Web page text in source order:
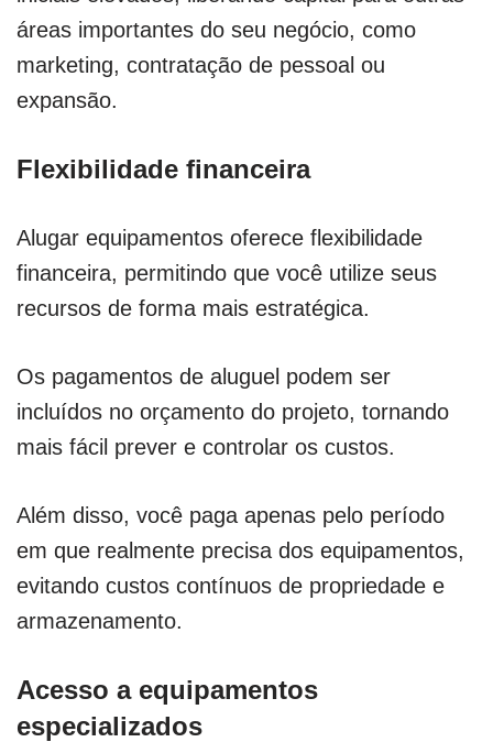
áreas importantes do seu negócio, como
marketing, contratação de pessoal ou
expansão.
Flexibilidade financeira
Alugar equipamentos oferece flexibilidade
financeira, permitindo que você utilize seus
recursos de forma mais estratégica.
Os pagamentos de aluguel podem ser
incluídos no orçamento do projeto, tornando
mais fácil prever e controlar os custos.
Além disso, você paga apenas pelo período
em que realmente precisa dos equipamentos,
evitando custos contínuos de propriedade e
armazenamento.
Acesso a equipamentos
especializados